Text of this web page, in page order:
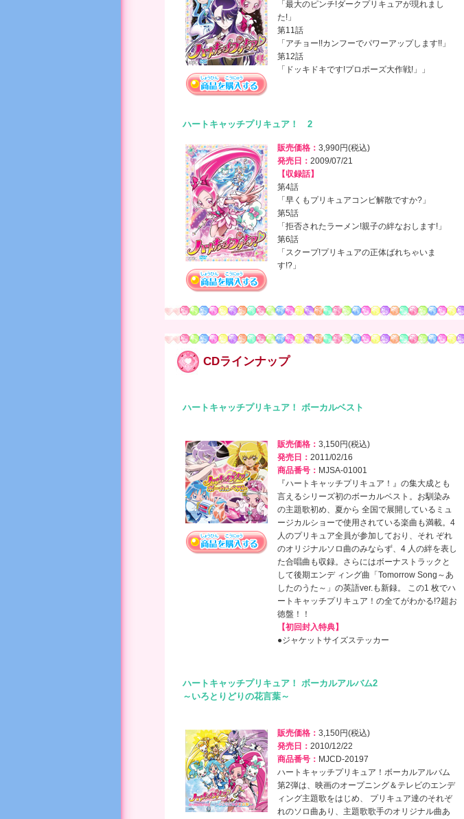
「最大のピンチ!ダークプリキュアが現れまし
た!」
第11話
「アチョー!!カンフーでパワーアップします!!」
第12話
「ドッキドキです!プロポーズ大作戦!」」
ハートキャッチプリキュア！ 2
販売価格： 3,990円(税込)
発売日： 2009/07/21
【収録話】
第4話
「早くもプリキュアコンビ解散ですか?」
第5話
「拒否されたラーメン!親子の絆なおします!」
第6話
「スクープ!プリキュアの正体ばれちゃいま
す!?」
CDラインナップ
ハートキャッチプリキュア！ ボーカルベスト
販売価格： 3,150円(税込)
発売日： 2011/02/16
商品番号： MJSA-01001
『ハートキャッチプリキュア！』の集大成とも
言えるシリーズ初のボーカルベスト。お馴染み
の主題歌初め、夏から 全国で展開しているミュ
ージカルショーで使用されている楽曲も満載。4
人のプリキュア全員が参加しており、それ ぞれ
のオリジナルソロ曲のみならず、4 人の絆を表し
た合唱曲も収録。さらにはボーナストラックと
して後期エンデ ィング曲「Tomorrow Song～あ
したのうた～」の英語ver.も新録。 この1 枚でハ
ートキャッチプリキュア！の全てがわかる!?超お
徳盤！！
【初回封入特典】
●ジャケットサイズステッカー
ハートキャッチプリキュア！ ボーカルアルバム2
～いろとりどりの花言葉～
販売価格： 3,150円(税込)
発売日： 2010/12/22
商品番号： MJCD-20197
ハートキャッチプリキュア！ボーカルアルバム
第2弾は、映画のオープニング＆テレビのエンデ
ィング主題歌をはじめ、 プリキュア達のそれぞ
れのソロ曲あり、主題歌歌手のオリジナル曲あ